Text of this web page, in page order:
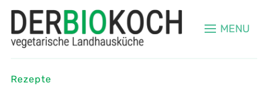
MENU
Rezepte